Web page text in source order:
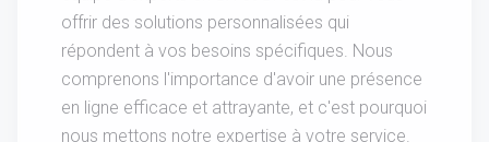
offrir des solutions personnalisées qui
répondent à vos besoins spécifiques. Nous
comprenons l'importance d'avoir une présence
en ligne efficace et attrayante, et c'est pourquoi
nous mettons notre expertise à votre service.